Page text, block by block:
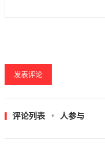
评论列表 人参与